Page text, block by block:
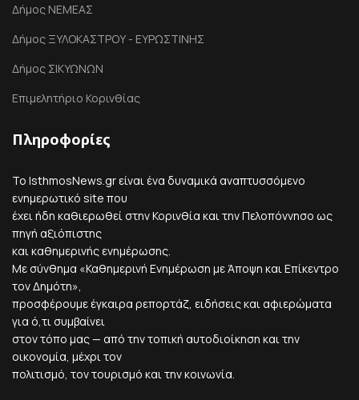
Δήμος ΝΕΜΕΑΣ
Δήμος ΞΥΛΟΚΑΣΤΡΟΥ - ΕΥΡΩΣΤΙΝΗΣ
Δήμος ΣΙΚΥΩΝΩΝ
Επιμελητήριο Κορινθίας
Πληροφορίες
Το IsthmosNews.gr είναι ένα δυναμικά αναπτυσσόμενο
ενημερωτικό site που
έχει ήδη καθιερωθεί στην Κορινθία και την Πελοπόννησο ως
πηγή αξιόπιστης
και καθημερινής ενημέρωσης.
Με σύνθημα «Καθημερινή Ενημέρωση με Άποψη και Επίκεντρο
τον Δημότη»,
προσφέρουμε έγκαιρα ρεπορτάζ, ειδήσεις και αφιερώματα
για ό,τι συμβαίνει
στον τόπο μας — από την τοπική αυτοδιοίκηση και την
οικονομία, μέχρι τον
πολιτισμό, τον τουρισμό και την κοινωνία.